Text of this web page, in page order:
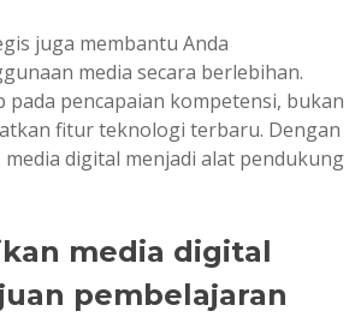
juga membantu Anda
media secara berlebihan.
pada pencapaian kompetensi, bukan
fitur teknologi terbaru. Dengan
digital menjadi alat pendukung
media digital
pembelajaran